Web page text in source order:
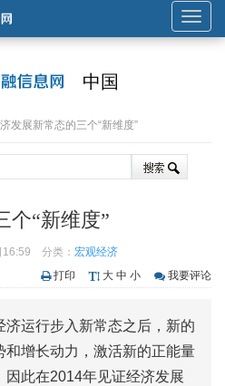
展
开
中国
发展新常态的三个“新维度”
个“新维度”
分类： 宏观经济
打印
大 中 小 我要评论
济运行步入新常态之后，新的
和增长动力，激活新的正能量
此在2014年见证经济发展